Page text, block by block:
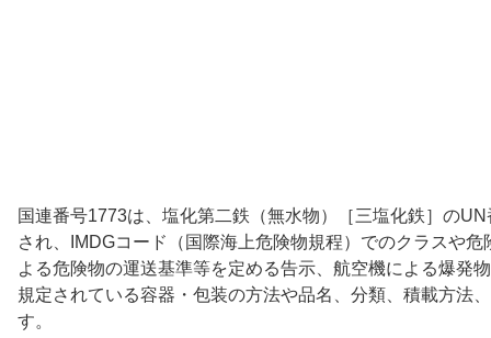
国連番号1773は、塩化第二鉄（無水物）［三塩化鉄］の
され、IMDGコード（国際海上危険物規程）でのクラスや
よる危険物の運送基準等を定める告示、航空機による爆発
規定されている容器・包装の方法や品名、分類、積載方法
す。